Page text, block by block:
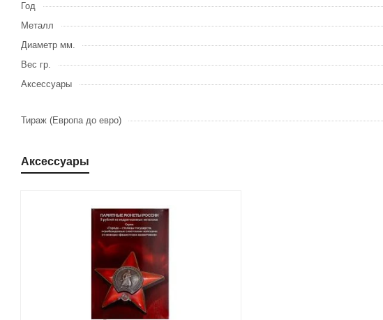
Год
Металл
Диаметр мм.
Вес гр.
Аксессуары
Тираж (Европа до евро)
Аксессуары